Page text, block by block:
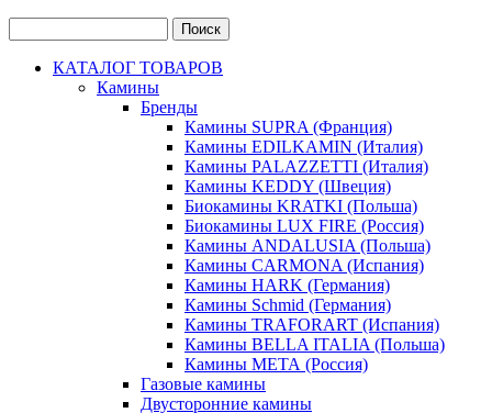
КАТАЛОГ ТОВАРОВ
Камины
Бренды
Камины SUPRA (Франция)
Камины EDILKAMIN (Италия)
Камины PALAZZETTI (Италия)
Камины KEDDY (Швеция)
Биокамины KRATKI (Польша)
Биокамины LUX FIRE (Россия)
Камины ANDALUSIA (Польша)
Камины CARMONA (Испания)
Камины HARK (Германия)
Камины Schmid (Германия)
Камины TRAFORART (Испания)
Камины BELLA ITALIA (Польша)
Камины МЕТА (Россия)
Газовые камины
Двусторонние камины